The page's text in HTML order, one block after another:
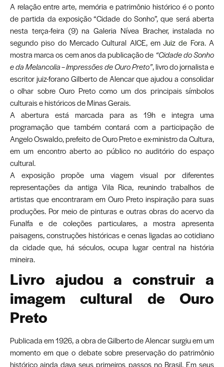
A relação entre arte, memória e patrimônio histórico é o ponto
de partida da exposição “Cidade do Sonho”, que será aberta
nesta terça-feira (9) na Galeria Nívea Bracher, instalada no
segundo piso do Mercado Cultural AICE, emJuiz de Fora.A
mostra marca os cem anos da publicação de “Cidade do Sonho
e da Melancolia – Impressões de Ouro Preto”, livro do jornalista e
escritor juiz-forano Gilberto de Alencar que ajudou a consolidar
o olhar sobre Ouro Preto como um dos principais símbolos
culturais e históricos de Minas Gerais.
A abertura está marcada para as 19h e integra uma
programação que também contará com a participação de
Angelo Oswaldo, prefeito de Ouro Preto e ex-ministro da Cultura,
em um encontro aberto ao público no auditório do espaço
cultural.
A exposição propõe uma viagem visual por diferentes
representações da antiga Vila Rica, reunindo trabalhos de
artistas que encontraram em Ouro Preto inspiração para suas
produções. Por meio de pinturas e outras obras do acervo da
Funalfa e de coleções particulares, a mostra apresenta
paisagens, construções históricas e cenas ligadas ao cotidiano
da cidade que, há séculos, ocupa lugar central na história
mineira.
Livro ajudou a construir a
imagem cultural de Ouro
Preto
Publicada em 1926, a obra de Gilberto de Alencar surgiu em um
momento em que o debate sobre preservação do patrimônio
histórico ainda dava seus primeiros passos no Brasil. Em seus